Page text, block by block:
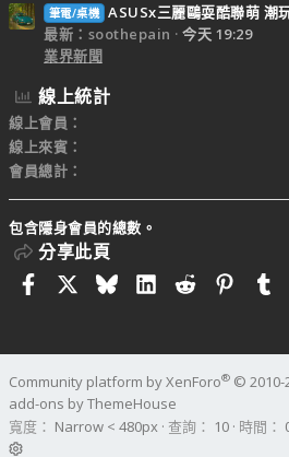
筆電/桌機 ASUSx三麗鷗耍酷聯萌 潮
最新：soothepain
今天 19:29
業界新聞
線上統計
線上會員
線上來賓
會員總計
包含隱身會員的總數。
分享此頁
FacebookBlueskyLinkedIn
Reddit
Community platform by XenForo® © 2010-
add-ons by ThemeHouse
寬度
查詢 10 時間